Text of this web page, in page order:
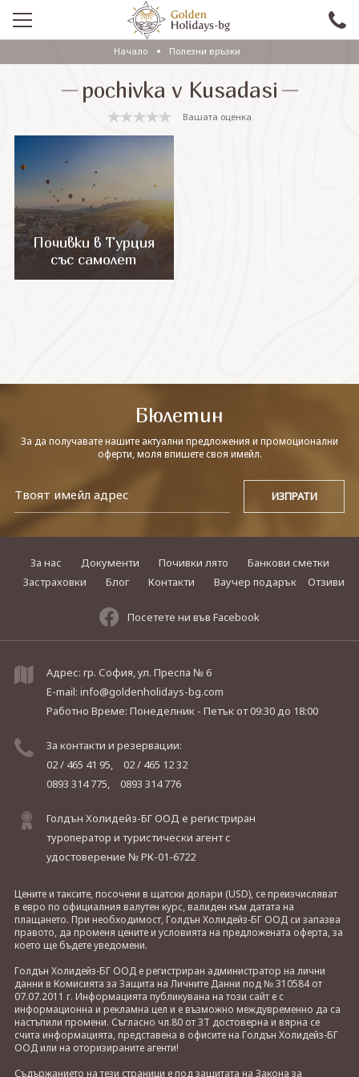
ПРОМО
EКСКУРЗИИ СЪС САМОЛЕТ
САМОЛЕТНИ ПОЧИВКИ
ПОЧИВКИ С АВТОБУС
ПРАЗНИЦИ
ЕКЗОТИКА
Начало Полезни връзки
pochivka v Kusadasi
Вашата оценка
Почивки в Турция
със самолет
Бюлетин
За да получавате нашите актуални предложения и промоционални
оферти, моля впишете своя имейл.
За нас Документи Почивки лято
Банкови сметки
Застраховки
Блог Контакти Ваучер подарък Отзиви
Посетете ни във Facebook
Адрес: гр. София, ул. Преспа № 6
E-mail: info@goldenholidays-bg.com
Работно Време: Понеделник - Петъкот 09:30 до 18:00
За контакти и резервации:
02 / 465 41 95,
02 / 465 12 32
0893 314 775,
0893 314 776
Голдън Холидейз-БГ ООД е регистриран
туроператор и туристически агент с
удостоверение № РК-01-6722
Цените и таксите, посочени в щатски долари (USD), се преизчисляват
в евро по официалния валутен курс, валиден към датата на
плащането. При необходимост, Голдън Холидейз-БГ ООД си запазва
правото, да променя цените и условията на предложената оферта, за
което ще бъдете уведомени.
Голдън Холидейз-БГ ООД е регистриран администратор на лични
данни в Комисията за Защита на Личните Данни под № 310584 от
07.07.2011 г. Информацията публикувана на този сайт е с
информационна и рекламна цел и е възможно междувременно да са
настъпили промени. Съгласно чл.80 от ЗТ достоверна и вярна се
счита информацията, представена в офисите на Голдън Холидейз-БГ
ООД или на оторизираните агенти!
Съдържанието на тези страници е под защитата на Закона за